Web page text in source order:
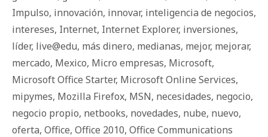
Impulso, innovación, innovar, inteligencia de negocios,
intereses, Internet, Internet Explorer, inversiones,
líder, live@edu, más dinero, medianas, mejor, mejorar,
mercado, Mexico, Micro empresas, Microsoft,
Microsoft Office Starter, Microsoft Online Services,
mipymes, Mozilla Firefox, MSN, necesidades, negocio,
negocio propio, netbooks, novedades, nube, nuevo,
oferta, Office, Office 2010, Office Communications